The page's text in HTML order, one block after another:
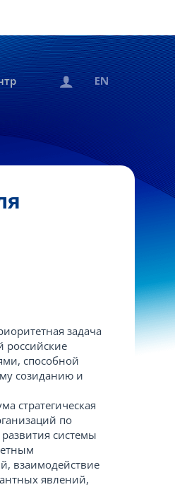
задача
российские
способной
созиданию и
стратегическая
по
системы
взаимодействие
явлений,